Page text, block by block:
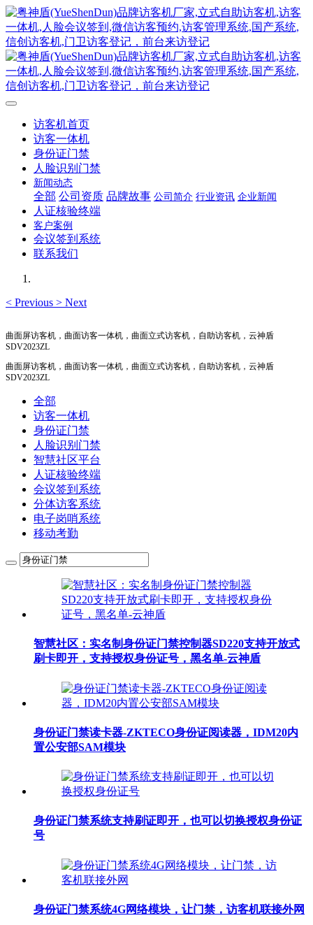
访客机首页
访客一体机
身份证门禁
人脸识别门禁
新闻动态
全部 公司资质 品牌故事 公司简介 行业资讯 企业新闻
人证核验终端
客户案例
会议签到系统
联系我们
< Previous > Next
曲面屏访客机，曲面访客一体机，曲面立式访客机，自助访客机，云神盾
SDV2023ZL
曲面屏访客机，曲面访客一体机，曲面立式访客机，自助访客机，云神盾
SDV2023ZL
全部
访客一体机
身份证门禁
人脸识别门禁
智慧社区平台
人证核验终端
会议签到系统
分体访客系统
电子岗哨系统
移动考勤
智慧社区：实名制身份证门禁控制器SD220支持开放式
刷卡即开，支持授权身份证号，黑名单-云神盾
身份证门禁读卡器-ZKTECO身份证阅读器，IDM20内
置公安部SAM模块
身份证门禁系统支持刷证即开，也可以切换授权身份证
号
身份证门禁系统4G网络模块，让门禁，访客机联接外网